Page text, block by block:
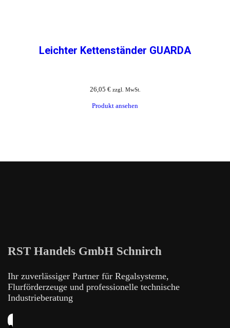
Leichter Kettenständer GUARDA
26,05 € zzgl. MwSt.
Produkt ansehen
RST Handels GmbH Schnirch
Ihr zuverlässiger Partner für Regalsysteme,
Flurförderzeuge und professionelle technische
Industrieberatung